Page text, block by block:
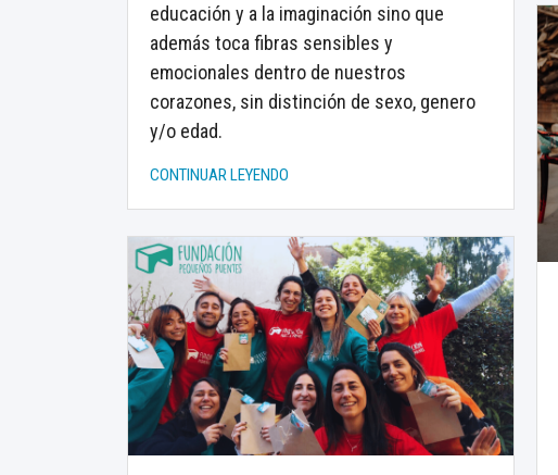
educación y a la imaginación sino que
además toca fibras sensibles y
emocionales dentro de nuestros
corazones, sin distinción de sexo, genero
y/o edad.
CONTINUAR LEYENDO